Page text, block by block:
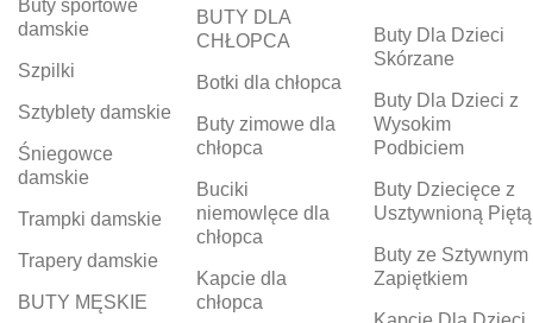
Buty sportowe
damskie
Szpilki
Sztyblety damskie
Śniegowce
damskie
Trampki damskie
Trapery damskie
BUTY MĘSKIE
BUTY DLA
CHŁOPCA
Botki dla chłopca
Buty zimowe dla
chłopca
Buciki
niemowlęce dla
chłopca
Kapcie dla
chłopca
Buty Dla Dzieci
Skórzane
Buty Dla Dzieci z
Wysokim
Podbiciem
Buty Dziecięce z
Usztywnioną Piętą
Buty ze Sztywnym
Zapiętkiem